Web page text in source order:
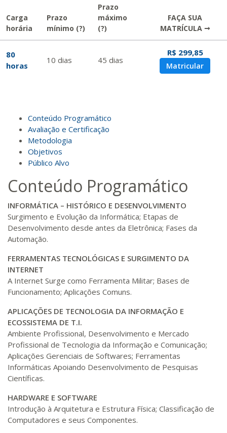
Carga
horária
Prazo
mínimo (?)
Prazo
máximo
(?)
FAÇA SUA
MATRÍCULA →
80
horas
10 dias 45 dias
R$ 299,85
Matricular
Conteúdo Programático
Avaliação e Certificação
Metodologia
Objetivos
Público Alvo
Conteúdo Programático
INFORMÁTICA – HISTÓRICO E DESENVOLVIMENTO
Surgimento e Evolução da Informática; Etapas de
Desenvolvimento desde antes da Eletrônica; Fases da
Automação.
FERRAMENTAS TECNOLÓGICAS E SURGIMENTO DA
INTERNET
A Internet Surge como Ferramenta Militar; Bases de
Funcionamento; Aplicações Comuns.
APLICAÇÕES DE TECNOLOGIA DA INFORMAÇÃO E
ECOSSISTEMA DE T.I.
Ambiente Profissional, Desenvolvimento e Mercado
Profissional de Tecnologia da Informação e Comunicação;
Aplicações Gerenciais de Softwares; Ferramentas
Informáticas Apoiando Desenvolvimento de Pesquisas
Científicas.
HARDWARE E SOFTWARE
Introdução à Arquitetura e Estrutura Física; Classificação de
Computadores e seus Componentes.